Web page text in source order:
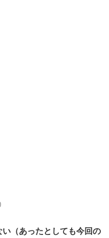
（あったとしても今回の